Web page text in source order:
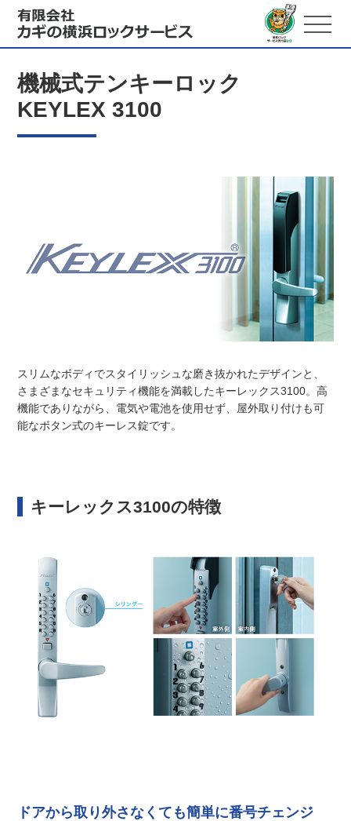
機械式テンキーロック
KEYLEX 3100
スリムなボディでスタイリッシュな磨き抜かれたデザインと、
さまざまなセキュリティ機能を満載したキーレックス3100。高
機能でありながら、電気や電池を使用せず、屋外取り付けも可
能なボタン式のキーレス錠です。
キーレックス3100の特徴
ドアから取り外さなくても簡単に番号チェンジ